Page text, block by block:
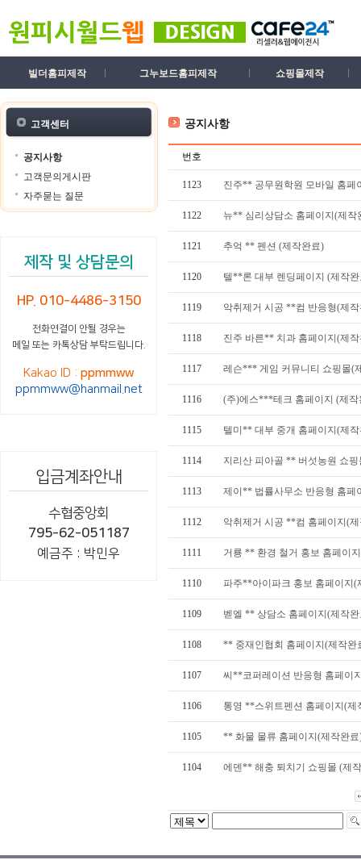
빌더홈피제작 그누보드홈피제작 쇼핑몰제작
고객센터
공지사항
고객문의게시판
자주묻는 질문
제작 및 상담문의
HP. 010-4486-3150
전화연결이 안될 경우는
메일 또는 카톡상담 부탁드립니다.
Kakao ID :ppmmww
ppmmww@hanmail.net
입금계좌안내
수협중앙회
795-62-051187
예금주 : 박민우
공지사항
번호
1123 진주** 공무원학원 모바일 홈페
1122 뉴** 심리상담소 홈페이지(제작
1121 추억 ** 펜션 (제작완료)
1120 텔**론 대부 렌딩페이지 (제작
1119 악취제거 시공 **컴 반응형(제
1118 진주 바른** 치과 홈페이지(제
1117 레슨*** 게임 커뮤니티 쇼핑몰(
1116 (주)에스***테크 홈페이지 (제작
1115 텔미** 대부 중개 홈페이지(제
1114 지리산 피아골 ** 버섯농원 쇼
1113 제이** 법률사무소 반응형 홈페
1112 악취제거 시공 **컴 홈페이지(
1111 거룡 ** 환경 철거 홍보 홈페이
1110 파주**아이파크 홍보 홈페이지(
1109 벧엘 ** 상담소 홈페이지(제작
1108 ** 중재인협회 홈페이지(제작완
1107 씨**코퍼레이션 반응형 홈페이
1106 통영 **스위트펜션 홈페이지(제
1105 ** 화물 물류 홈페이지(제작완료
1104 에덴** 해충 퇴치기 쇼핑몰 (제